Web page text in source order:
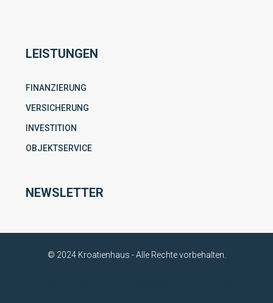
LEISTUNGEN
FINANZIERUNG
VERSICHERUNG
INVESTITION
OBJEKTSERVICE
NEWSLETTER
© 2024 Kroatienhaus - Alle Rechte vorbehalten.